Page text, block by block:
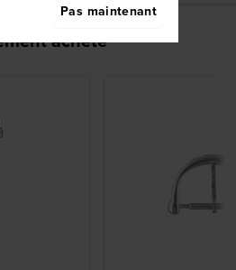
acheté
Pas maintenant